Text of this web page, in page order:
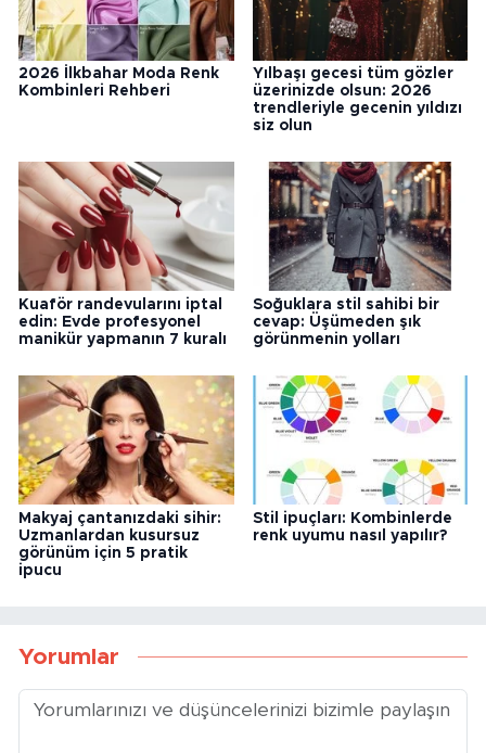
2026 İlkbahar Moda Renk
Kombinleri Rehberi
Yılbaşı gecesi tüm gözler
üzerinizde olsun: 2026
trendleriyle gecenin yıldızı
siz olun
Kuaför randevularını iptal
edin: Evde profesyonel
manikür yapmanın 7 kuralı
Soğuklara stil sahibi bir
cevap: Üşümeden şık
görünmenin yolları
Makyaj çantanızdaki sihir:
Uzmanlardan kusursuz
görünüm için 5 pratik
ipucu
Stil ipuçları: Kombinlerde
renk uyumu nasıl yapılır?
Yorumlar